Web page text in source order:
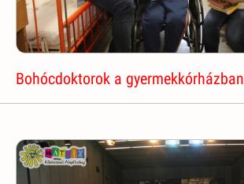
Bohócdoktorok a gyermekkórházban